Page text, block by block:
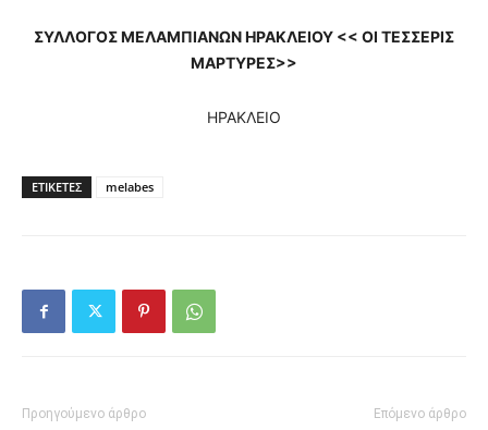
ΣΥΛΛΟΓΟΣ ΜΕΛΑΜΠΙΑΝΩΝ ΗΡΑΚΛΕΙΟΥ << ΟΙ ΤΕΣΣΕΡΙΣ
ΜΑΡΤΥΡΕΣ>>
ΗΡΑΚΛΕΙΟ
ΕΤΙΚΕΤΕΣ melabes
Προηγούμενο άρθρο Επόμενο άρθρο